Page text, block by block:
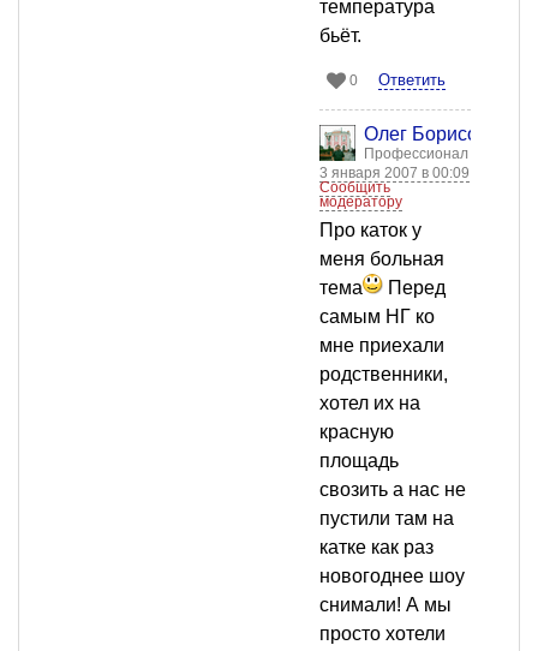
температура
бьёт.
0 Ответить
Олег Борисов
Профессионал
3 января 2007 в 00:09
Сообщить
модератору
Про каток у
меня больная
тема
Перед
самым НГ ко
мне приехали
родственники,
хотел их на
красную
площадь
свозить а нас не
пустили там на
катке как раз
новогоднее шоу
снимали! А мы
просто хотели